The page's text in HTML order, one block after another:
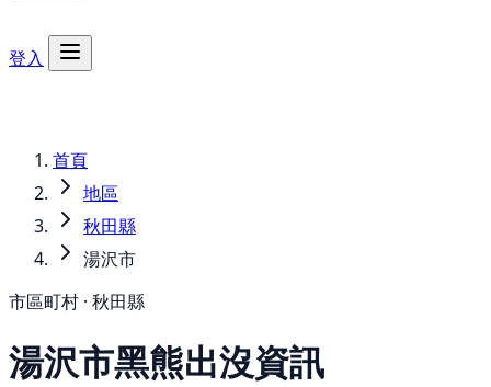
登入
首頁
地區
秋田縣
湯沢市
市區町村 · 秋田縣
湯沢市黑熊出沒資訊